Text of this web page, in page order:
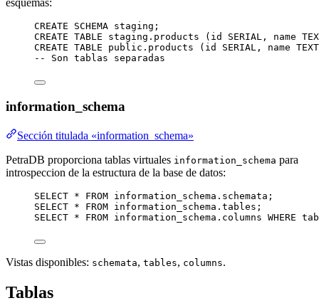
esquemas:
CREATE SCHEMA staging ;
CREATE TABLE staging .products (id SERIAL , name
CREATE TABLE public .products (id SERIAL , name TEXT
-- Son tablas separadas
information_schema
Sección titulada «information_schema»
PetraDB proporciona tablas virtuales information_schema para
introspeccion de la estructura de la base de datos:
SELECT * FROM information_schema . schemata ;
SELECT * FROM information_schema . tables ;
SELECT * FROM information_schema . columns WHERE
Vistas disponibles: schemata, tables, columns.
Tablas